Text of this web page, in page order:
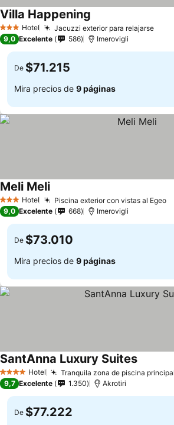
3 Estrellas
Hotel Jacuzzi exterior para relajarse
Villa Happening
9,0 Excelente 586 Imerovigli
De $71.215
Mira precios de 9 páginas
3 Estrellas
Hotel Piscina exterior con vistas al Egeo
Meli Meli
9,0 Excelente 668 Imerovigli
De $73.010
Mira precios de 9 páginas
4 EstrellasHotel Tranquila zona de piscina principal
SantAnna Luxury Suites
9,7 Excelente 1.350 Akrotiri
De $77.222